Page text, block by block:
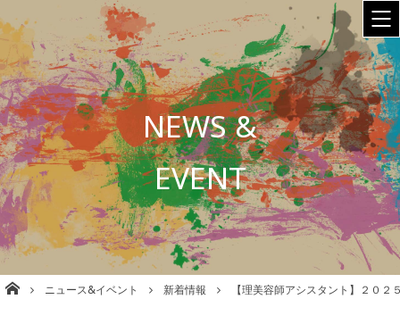
NEWS &
EVENT
株式会社babel 美容室/理容室/ネイル/各種事業運営 大阪
ニュース&イベント 新着情報 【理美容師アシスタント】２０